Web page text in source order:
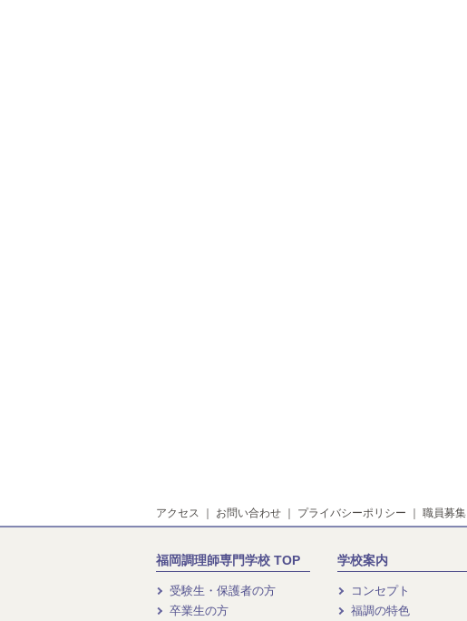
アクセス ｜ お問い合わせ ｜ プライバシーポリシー ｜ 職員募集
福岡調理師専門学校 TOP
受験生・保護者の方
卒業生の方
学校案内
コンセプト
福調の特色